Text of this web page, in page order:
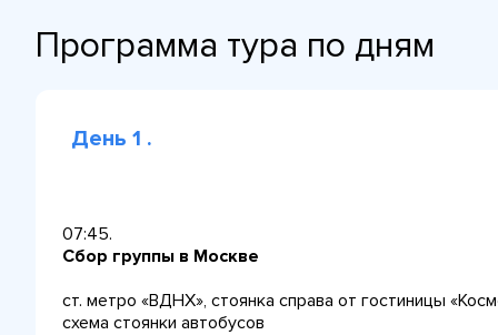
Программа тура по дням
День 1 .
07:45.
Сбор группы в Москве
ст. метро «ВДНХ», стоянка справа от гостиницы
схема стоянки автобусов